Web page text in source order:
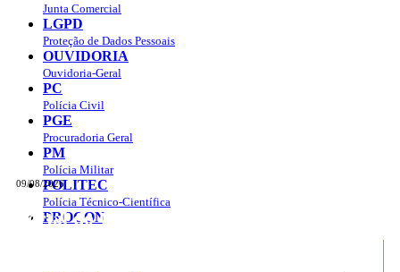
09/08/2026
Portal do Governo do
Junta Comercial
LGPD
Proteção de Dados Pessoais
OUVIDORIA
Ouvidoria-Geral
PC
Polícia Civil
PGE
Procuradoria Geral
PM
Polícia Militar
POLITEC
Polícia Técnico-Científica
PROCON